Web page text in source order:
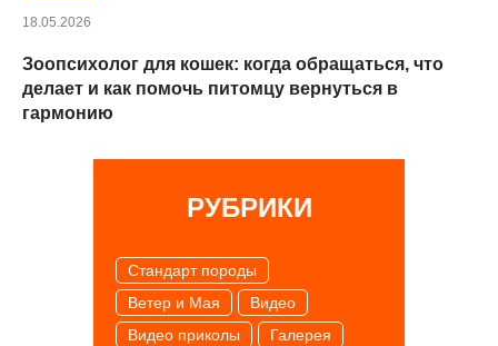
18.05.2026
Зоопсихолог для кошек: когда обращаться, что
делает и как помочь питомцу вернуться в
гармонию
РУБРИКИ
Cтандарт породы
Ветер и Мая
Видео
Видео приколы
Галерея